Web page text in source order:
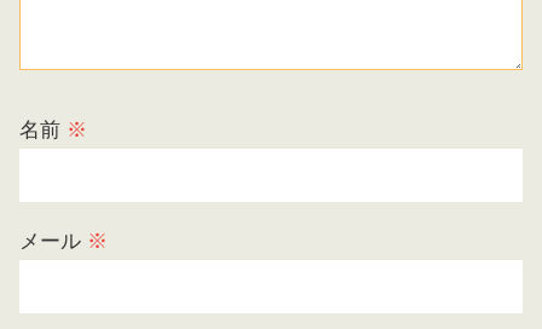
名前 ※
メール ※